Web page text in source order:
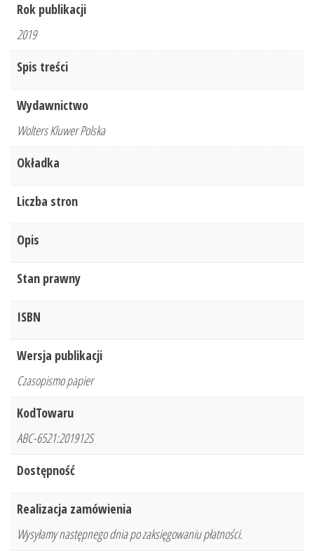
Rok publikacji
2019
Spis treści
Wydawnictwo
Wolters Kluwer Polska
Okładka
Liczba stron
Opis
Stan prawny
ISBN
Wersja publikacji
Czasopismo papier
KodTowaru
ABC-6521:201912S
Dostępność
Realizacja zamówienia
Wysyłamy następnego dnia po zaksięgowaniu płatności.